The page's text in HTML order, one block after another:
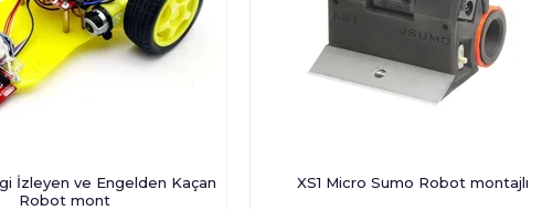
İzleyen ve Engelden Kaçan
Robot mont
XS1 Micro Sumo Robot montajlı